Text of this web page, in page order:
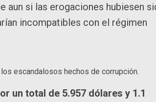
aun si las erogaciones hubiesen
incompatibles con el régimen
escandalosos hechos de corrupción.
un total de 5.957 dólares y 1.1